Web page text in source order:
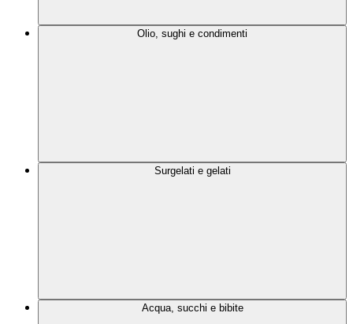
Olio, sughi e condimenti
Surgelati e gelati
Acqua, succhi e bibite